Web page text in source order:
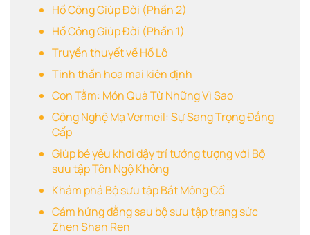
Hồ Công Giúp Đời (Phần 2)
Hồ Công Giúp Đời (Phần 1)
Truyền thuyết về Hồ Lô
Tinh thần hoa mai kiên định
Con Tằm: Món Quà Từ Những Vì Sao
Công Nghệ Mạ Vermeil: Sự Sang Trọng Đẳng
Cấp
Giúp bé yêu khơi dậy trí tưởng tượng với Bộ
sưu tập Tôn Ngộ Không
Khám phá Bộ sưu tập Bát Mông Cổ
Cảm hứng đằng sau bộ sưu tập trang sức
Zhen Shan Ren